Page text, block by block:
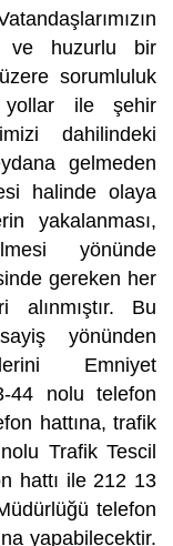
ve huzurlu bir
sorumluluk
yollar ile şehir
dahilindeki
gelmeden
halinde olaya
yakalanması,
yönünde
gereken her
Bu
yönünden
Emniyet
44 nolu telefon
hattına, trafik
Trafik Tescil
hattı ile 212 13
telefon
yapabilecektir.